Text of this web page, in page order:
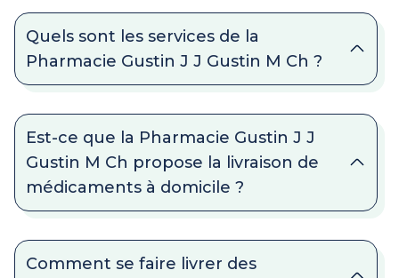
Quels sont les services de la
Pharmacie Gustin J J Gustin M Ch ?
Est-ce que la Pharmacie Gustin J J
Gustin M Ch propose la livraison de
médicaments à domicile ?
Comment se faire livrer des